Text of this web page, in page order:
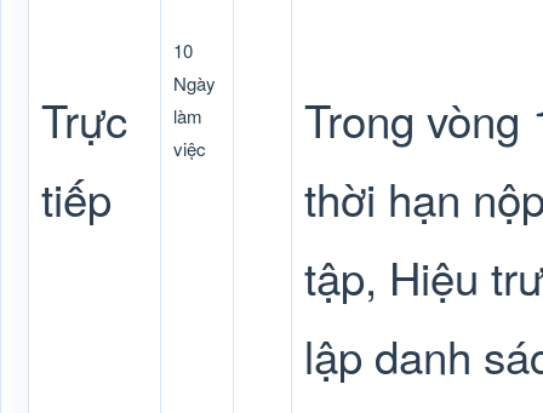
Trực
tiếp
10
Ngày
làm
việc
Trong vòng
thời hạn
tập, Hiệu
lập danh